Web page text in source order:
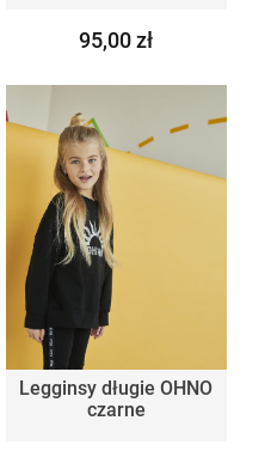
95,00 zł
Legginsy długie OHNO
czarne